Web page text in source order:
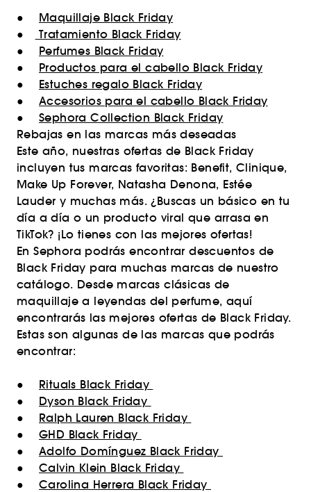
● Maquillaje Black Friday
●
Tratamiento Black Friday
● Perfumes Black Friday
● Productos para el cabello Black Friday
● Estuches regalo Black Friday
● Accesorios para el cabello Black Friday
● Sephora Collection Black Friday
Rebajas en las marcas más deseadas
Este año, nuestras ofertas de Black Friday
incluyen tus marcas favoritas: Benefit, Clinique,
Make Up Forever, Natasha Denona, Estée
Lauder y muchas más. ¿Buscas un básico en tu
día a día o un producto viral que arrasa en
TikTok? ¡Lo tienes con las mejores ofertas!
En Sephora podrás encontrar descuentos de
Black Friday para muchas marcas de nuestro
catálogo. Desde marcas clásicas de
maquillaje a leyendas del perfume, aquí
encontrarás las mejores ofertas de Black Friday.
Estas son algunas de las marcas que podrás
encontrar:
● Rituals Black Friday
● Dyson Black Friday
● Ralph Lauren Black Friday
● GHD Black Friday
● Adolfo Domínguez Black Friday
● Calvin Klein Black Friday
● Carolina Herrera Black Friday